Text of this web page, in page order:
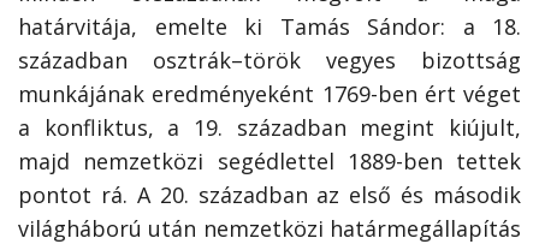
határvitája, emelte ki Tamás Sándor: a 18.
században osztrák–török vegyes bizottság
munkájának eredményeként 1769-ben ért véget
a konfliktus, a 19. században megint kiújult,
majd nemzetközi segédlettel 1889-ben tettek
pontot rá. A 20. században az első és második
világháború után nemzetközi határmegállapítás